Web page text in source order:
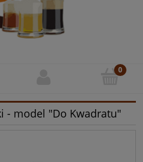
- model "Do Kwadratu"